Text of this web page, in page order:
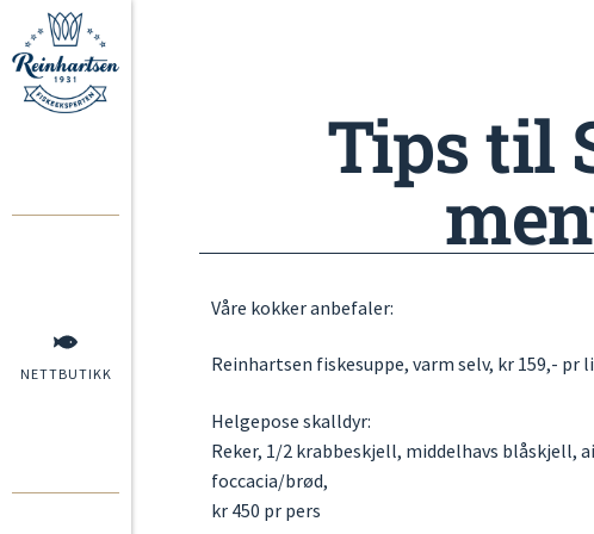
NETTBUTIKK
Tips til
Våre kokker anbefaler:
Reinhartsen fiskesuppe, varm selv, kr 159,- pr
Helgepose skalldyr:
Reker, 1/2 krabbeskjell, middelhavs
foccacia/brød,
kr 450 pr pers